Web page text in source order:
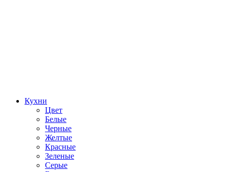
Кухни
Цвет
Белые
Черные
Желтые
Красные
Зеленые
Серые